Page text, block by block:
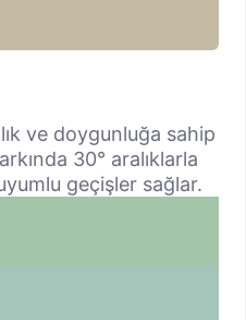
ve doygunluğa sahip
30° aralıklarla
geçişler sağlar.